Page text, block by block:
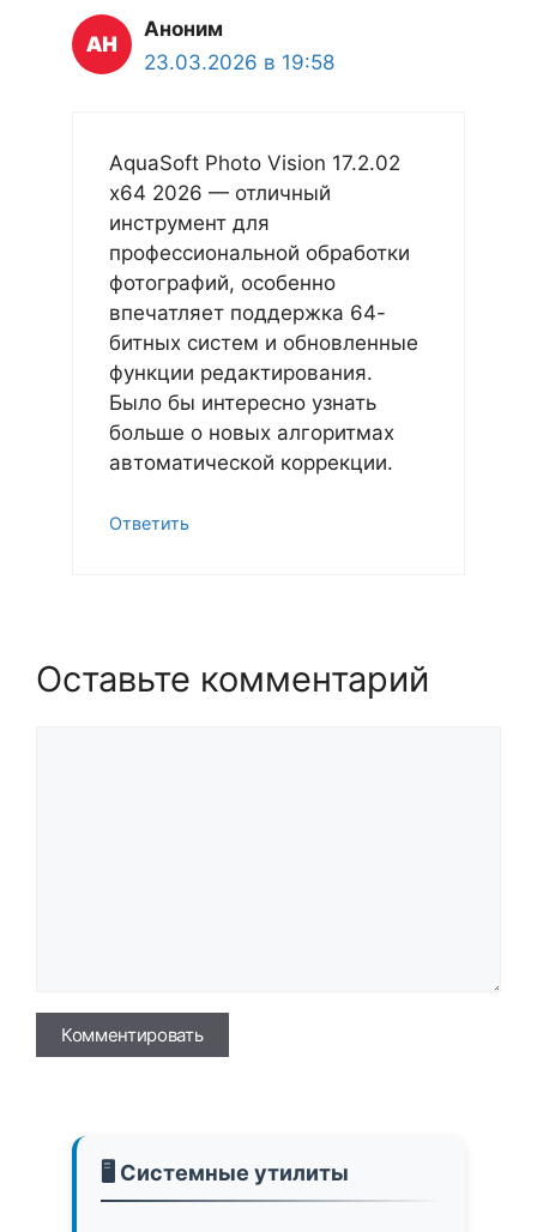
Аноним
23.03.2026 в 19:58
AquaSoft Photo Vision 17.2.02
x64 2026 — отличный
инструмент для
профессиональной обработки
фотографий, особенно
впечатляет поддержка 64-
битных систем и обновленные
функции редактирования.
Было бы интересно узнать
больше о новых алгоритмах
автоматической коррекции.
Ответить
Оставьте комментарий
Имя
🖥️ Системные утилиты